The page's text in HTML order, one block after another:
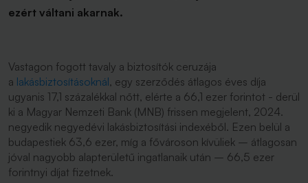
ezért váltani akarnak.
Vastagon fogott tavaly a biztosítók ceruzája
a lakásbiztosításoknál, egy szerződés átlagos éves díja
ugyanis 17,1 százalékkal nőtt, elérte a 66,1 ezer forintot - derül
ki a Magyar Nemzeti Bank (MNB) frissen megjelent, 2024.
negyedik negyedévi lakásbiztosítási indexéből. Ezen belül a
budapestiek 63,6 ezer, míg a fővároson kívüliek – átlagosan
jóval nagyobb alapterületű ingatlanaik után – 66,5 ezer
forintnyi díjat fizetnek.